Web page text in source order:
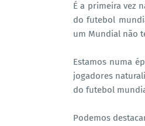
É a primeira vez
do futebol
um Mundial não
Estamos numa
jogadores
do futebol
Podemos